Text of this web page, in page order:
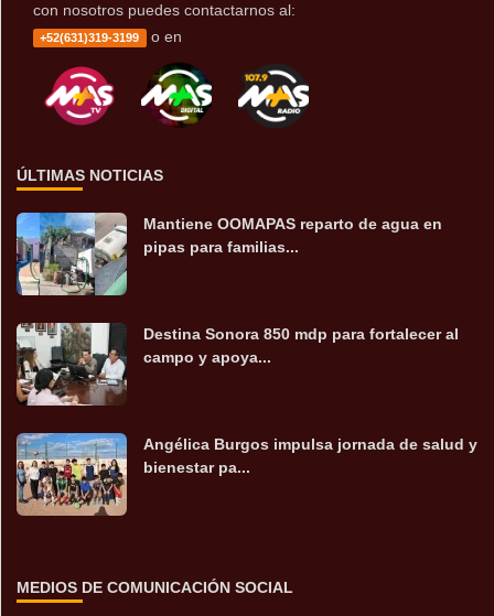
con nosotros puedes contactarnos al:
+52(631)319-3199 o en
ÚLTIMAS NOTICIAS
Mantiene OOMAPAS reparto de agua en
pipas para familias...
Destina Sonora 850 mdp para fortalecer al
campo y apoya...
Angélica Burgos impulsa jornada de salud y
bienestar pa...
MEDIOS DE COMUNICACIÓN SOCIAL